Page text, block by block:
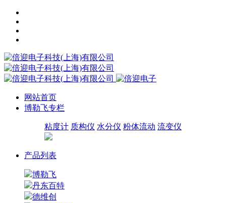
网站首页
博勒飞专栏
粘度计 质构仪 水分仪 粉体流动 流变仪
产品列表
博勒飞
丹东百特
德维创